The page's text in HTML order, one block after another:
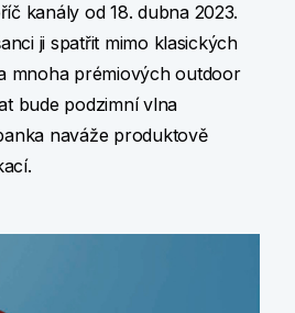
kanály od 18. dubna 2023.
ji spatřit mimo klasických
mnoha prémiových outdoor
bude podzimní vlna
naváže produktově